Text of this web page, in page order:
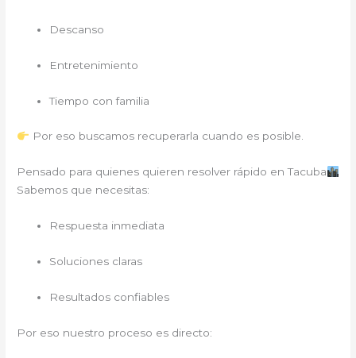
Descanso
Entretenimiento
Tiempo con familia
Por eso buscamos recuperarla cuando es posible.
Pensado para quienes quieren resolver rápido en Tacuba
Sabemos que necesitas:
Respuesta inmediata
Soluciones claras
Resultados confiables
Por eso nuestro proceso es directo: